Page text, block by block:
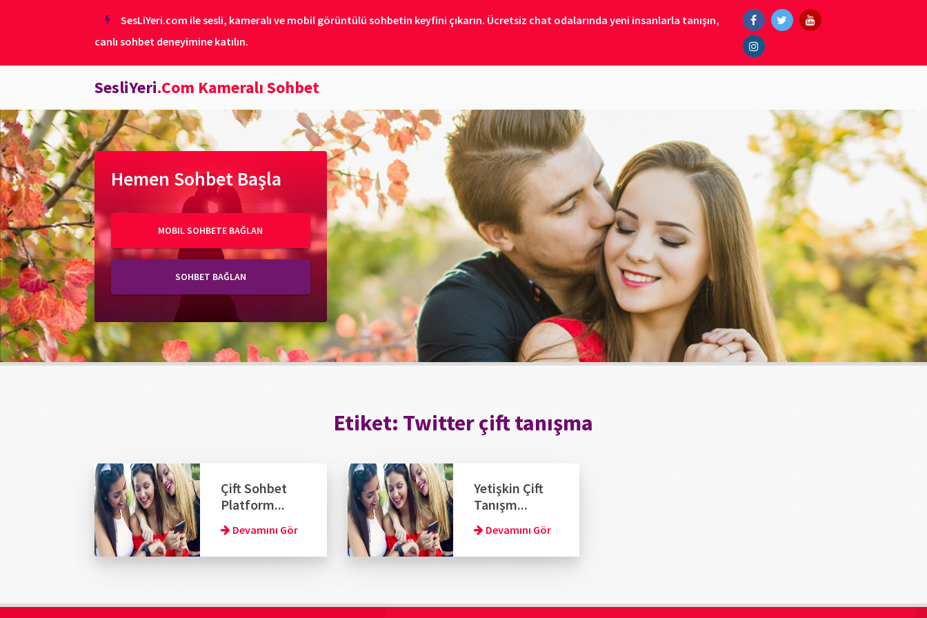
SesLiYeri.com ile sesli, kameralı ve mobil görüntülü sohbetin keyfini çıkarın. Ücretsiz chat odalarında yeni insanlarla tanışın,
canlı sohbet deneyimine katılın.
SesliYeri.Com Kameralı Sohbet
Hemen Sohbet Başla
MOBIL SOHBETE BAĞLAN
SOHBET BAĞLAN
Etiket: Twitter çift tanışma
Çift Sohbet
Platform...
Devamını Gör
Yetişkin Çift
Tanışm...
Devamını Gör